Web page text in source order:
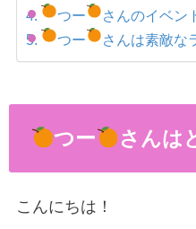
つー
さんのイベン
つー
さんは素敵な
つー さんは
こんにちは！